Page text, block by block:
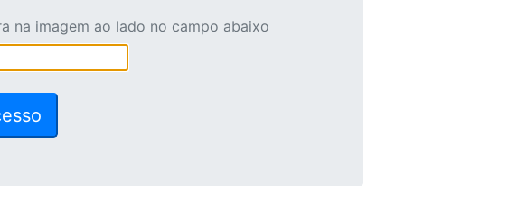
na imagem ao lado no campo abaixo